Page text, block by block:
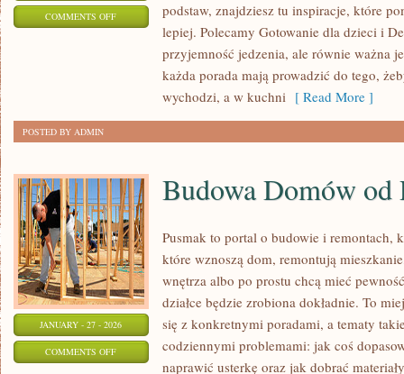
COMMENTS OFFON
DRESSINGI
podstaw, znajdziesz tu inspiracje, które
lepiej. Polecamy Gotowanie dla dzieci i
przyjemność jedzenia, ale równie ważna
każda porada mają prowadzić do tego,
wychodzi, a w kuchni [ Read More ]
POSTED BY ADMIN
JANUARY - 27 - 2026
COMMENTS OFFON
Budowa Domów od
Pusmak to portal o budowie i remontach,
które wznoszą dom, remontują
wnętrza albo po prostu chcą mieć
działce będzie zrobiona dokładnie. To
się z konkretnymi poradami, a tematy
codziennymi problemami: jak coś
naprawić usterkę oraz jak dobrać